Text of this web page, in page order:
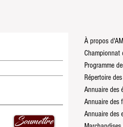
Soumettre
À propos
Championnat
Répertoire
Annuaire des
Annuaire des
Annuaire des